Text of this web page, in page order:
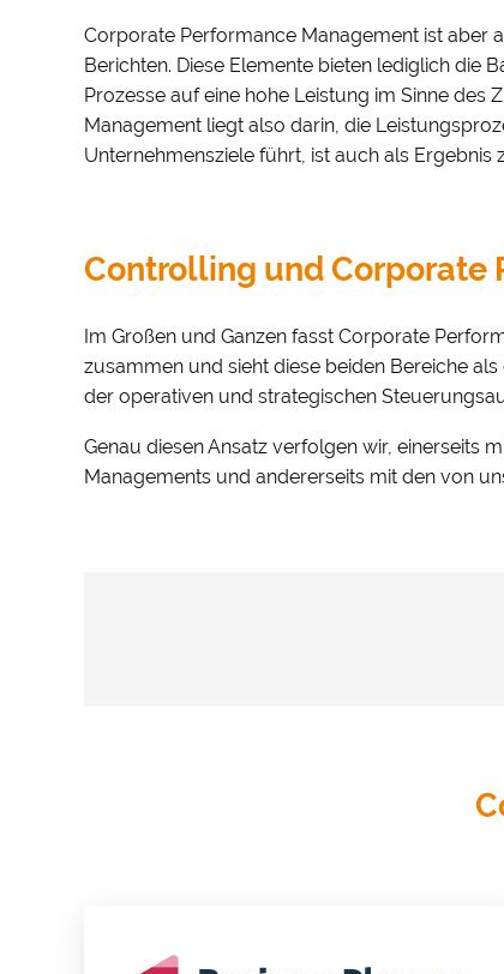
Corporate Performance Management ist aber
Berichten. Diese Elemente bieten lediglich die
Prozesse auf eine hohe Leistung im Sinne
Management liegt also darin, die
Unternehmensziele führt, ist auch als Ergebnis
Controlling und Corporate
Im Großen und Ganzen fasst Corporate
zusammen und sieht diese beiden Bereiche
der operativen und strategischen
Genau diesen Ansatz verfolgen wir, einerseits
Managements und andererseits mit den von